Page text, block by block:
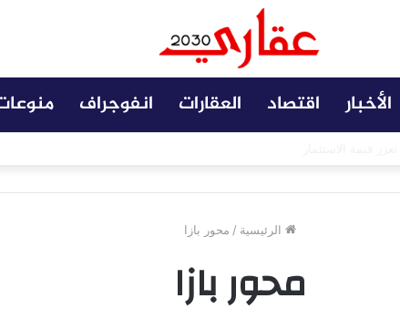
الأخبار اقتصاد العقارات انفوجراف
الرئيسية / محور بازا
محور بازا